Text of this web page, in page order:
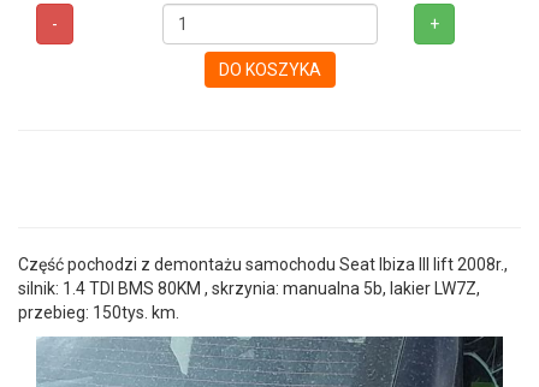
- +
DO KOSZYKA
Część pochodzi z demontażu samochodu Seat Ibiza III lift 2008r.,
silnik: 1.4 TDI BMS 80KM , skrzynia: manualna 5b, lakier LW7Z,
przebieg: 150tys. km.